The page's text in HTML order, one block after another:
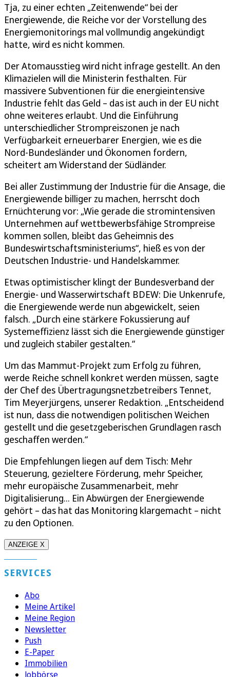
Tja, zu einer echten „Zeitenwende“ bei der
Energiewende, die Reiche vor der Vorstellung des
Energiemonitorings mal vollmundig angekündigt
hatte, wird es nicht kommen.
Der Atomausstieg wird nicht infrage gestellt. An den
Klimazielen will die Ministerin festhalten. Für
massivere Subventionen für die energieintensive
Industrie fehlt das Geld – das ist auch in der EU nicht
ohne weiteres erlaubt. Und die Einführung
unterschiedlicher Strompreiszonen je nach
Verfügbarkeit erneuerbarer Energien, wie es die
Nord-Bundesländer und Ökonomen fordern,
scheitert am Widerstand der Südländer.
Bei aller Zustimmung der Industrie für die Ansage, die
Energiewende billiger zu machen, herrscht doch
Ernüchterung vor: „Wie gerade die stromintensiven
Unternehmen auf wettbewerbsfähige Strompreise
kommen sollen, bleibt das Geheimnis des
Bundeswirtschaftsministeriums“, hieß es von der
Deutschen Industrie- und Handelskammer.
Etwas optimistischer klingt der Bundesverband der
Energie- und Wasserwirtschaft BDEW: Die Unkenrufe,
die Energiewende werde nun abgewickelt, seien
falsch. „Durch eine stärkere Fokussierung auf
Systemeffizienz lässt sich die Energiewende günstiger
und zugleich stabiler gestalten.“
Um das Mammut-Projekt zum Erfolg zu führen,
werde Reiche schnell konkret werden müssen, sagte
der Chef des Übertragungsnetzbetreibers Tennet,
Tim Meyerjürgens, unserer Redaktion. „Entscheidend
ist nun, dass die notwendigen politischen Weichen
gestellt und die gesetzgeberischen Grundlagen rasch
geschaffen werden.“
Die Empfehlungen liegen auf dem Tisch: Mehr
Steuerung, gezieltere Förderung, mehr Speicher,
mehr europäische Zusammenarbeit, mehr
Digitalisierung... Ein Abwürgen der Energiewende
gehört – das hat das Monitoring klargemacht – nicht
zu den Optionen.
ANZEIGE X
SERVICES
Abo
Meine Artikel
Meine Region
Newsletter
Push
E-Paper
Immobilien
Jobbörse